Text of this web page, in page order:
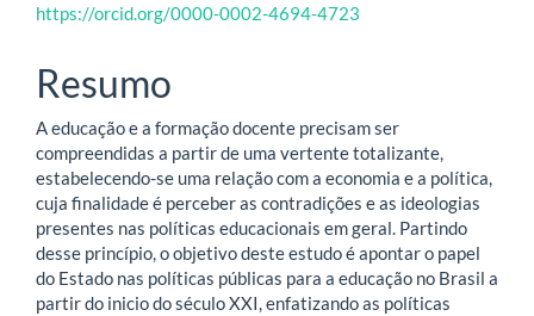
https://orcid.org/0000-0002-4694-4723
Resumo
A educação e a formação docente precisam ser
compreendidas a partir de uma vertente totalizante,
estabelecendo-se uma relação com a economia e a política,
cuja finalidade é perceber as contradições e as ideologias
presentes nas políticas educacionais em geral. Partindo
desse princípio, o objetivo deste estudo é apontar o papel
do Estado nas políticas públicas para a educação no Brasil a
partir do inicio do século XXI, enfatizando as políticas